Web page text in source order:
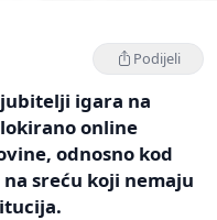
Podijeli
igara na
online
odnosno kod
sreću koji nemaju